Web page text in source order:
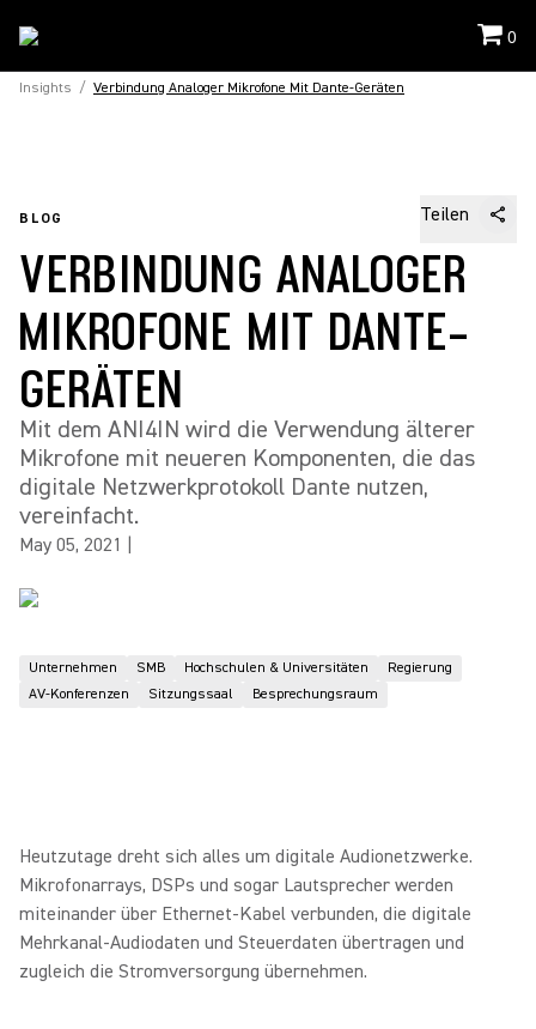
0
Insights / Verbindung Analoger Mikrofone Mit Dante-Geräten
BLOG Teilen
VERBINDUNG ANALOGER
MIKROFONE MIT DANTE-
GERÄTEN
Mit dem ANI4IN wird die Verwendung älterer
Mikrofone mit neueren Komponenten, die das
digitale Netzwerkprotokoll Dante nutzen,
vereinfacht.
May 05, 2021
Unternehmen SMB Hochschulen & Universitäten
Regierung
AV-Konferenzen
Sitzungssaal Besprechungsraum
Heutzutage dreht sich alles um digitale Audionetzwerke.
Mikrofonarrays, DSPs und sogar Lautsprecher werden
miteinander über Ethernet-Kabel verbunden, die digitale
Mehrkanal-Audiodaten und Steuerdaten übertragen und
zugleich die Stromversorgung übernehmen.